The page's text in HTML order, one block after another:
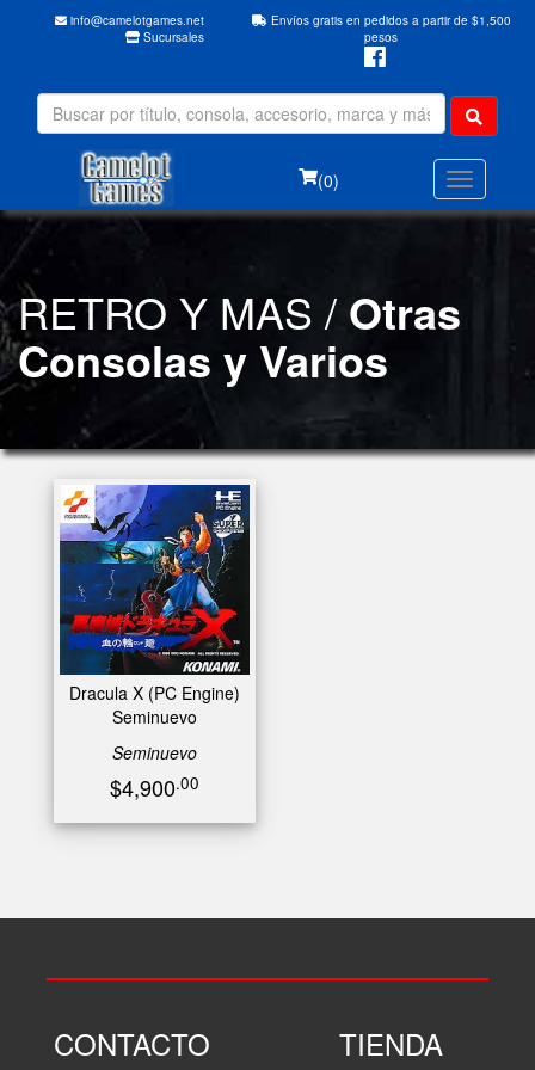
info@camelotgames.net
Sucursales
Envíos gratis en pedidos a partir de $1,500
pesos
(0)
RETRO Y MAS / Otras
Consolas y Varios
Dracula X (PC Engine)
Seminuevo
Seminuevo
$4,900.00
CONTACTO TIENDA